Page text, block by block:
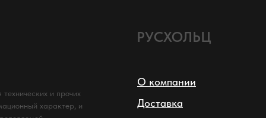
и прочих
характер, и
РУСХОЛЬЦ
О компании
Доставка